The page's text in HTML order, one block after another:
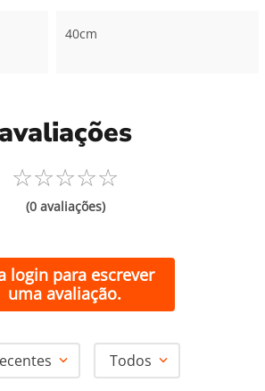
40cm
avaliações
☆☆☆☆☆
(0 avaliações)
login para escrever
uma avaliação.
Todos